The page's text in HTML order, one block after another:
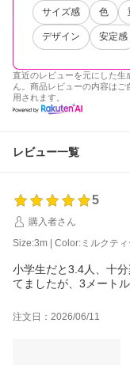
サイズ感 色
デザイン 安定感
直近のレビューを元にした生
ん。商品レビューの内容は
用されます。
レビュー一覧
5
購入者さん
Size:3m | Color:ミルクティ
小学生だと3.4人、十
てましたが、3メート
注文日：2026/06/11